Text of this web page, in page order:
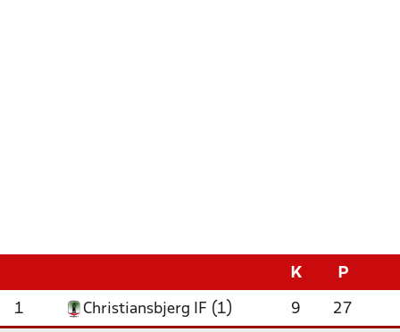
K P
1 Christiansbjerg IF (1) 9 27